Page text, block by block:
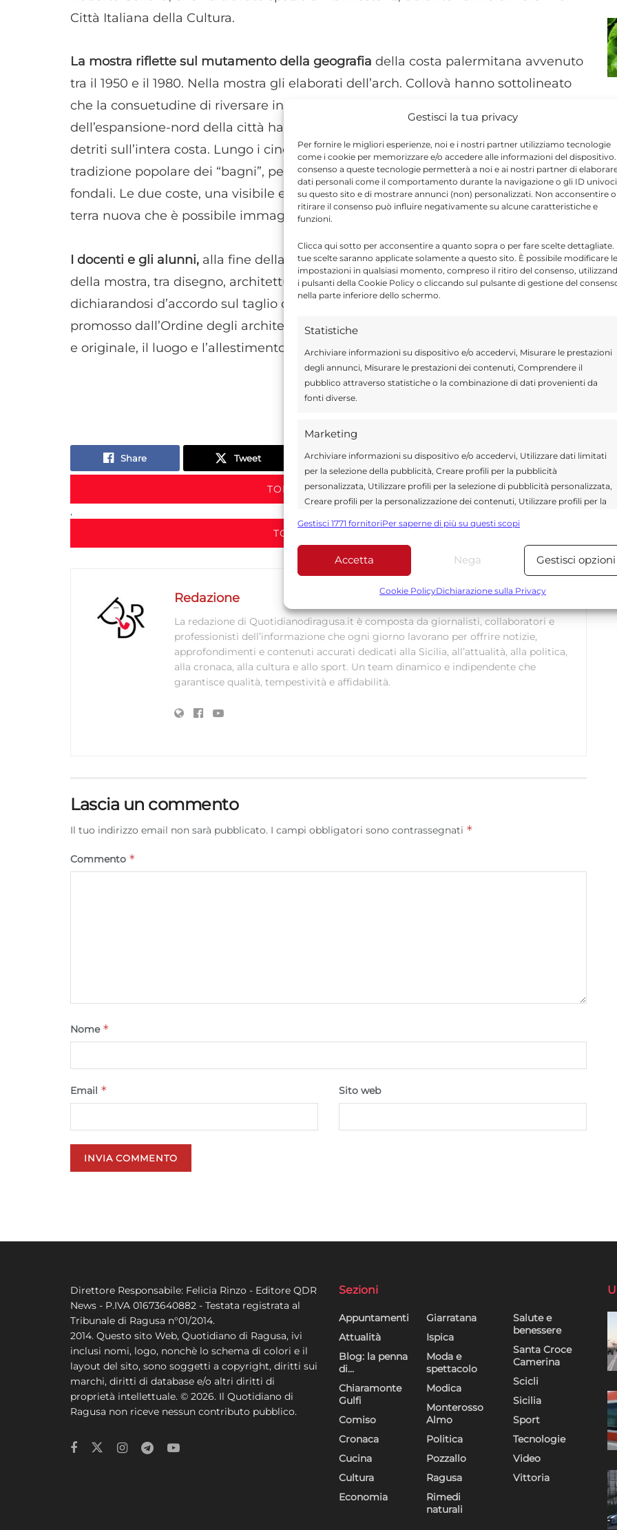
Gestisci la tua privacy
Per fornire le migliori esperienze, noi e i nostri partner utilizziamo tecnologie
come i cookie per memorizzare e/o accedere alle informazioni del
consenso a queste tecnologie permetterà a noi e ai nostri partner di
dati personali come il comportamento durante la navigazione o gli ID univoci
su questo sito e di mostrare annunci (non) personalizzati. Non acconsentire o
ritirare il consenso può influire negativamente su alcune caratteristiche e
funzioni.
Clicca qui sotto per acconsentire a quanto sopra o per fare scelte dettagliate.
tue scelte saranno applicate solamente a questo sito. È possibile modificare le
impostazioni in qualsiasi momento, compreso il ritiro del consenso,
i pulsanti della Cookie Policy o cliccando sul pulsante di gestione del
nella parte inferiore dello schermo.
Statistiche
Archiviare informazioni su dispositivo e/o accedervi, Misurare le prestazioni
degli annunci, Misurare le prestazioni dei contenuti, Comprendere il
pubblico attraverso statistiche o la combinazione di dati provenienti da
fonti diverse.
Marketing
Archiviare informazioni su dispositivo e/o accedervi, Utilizzare dati limitati
per la selezione della pubblicità, Creare profili per la pubblicità
personalizzata, Utilizzare profili per la selezione di pubblicità personalizzata,
Creare profili per la personalizzazione dei contenuti, Utilizzare profili per la
Utilizzare dati limitati per la selezione dei contenuti.
Funzionalità Sempre
Abbinare e combinare dati provenienti da altre fonti di dati,
alle informazioni trasmesse automaticamente.
Utilizzare dati di geolocalizzazione precisi, Riconoscere i
dispositivi in base a informazioni richieste attivamente.
Gestisci 1771 fornitoriPer saperne di più su questi scopi
Accetta Nega Gestisci opzioni
Cookie PolicyDichiarazione sulla Privacy
Città Italiana della Cultura.
La mostra riflette sul mutamento della geografia della costa palermitana avvenuto
tra il 1950 e il 1980. Nella mostra gli elaborati dell’arch. Collovà hanno sottolineato
che la consuetudine di riversare in mare i materiali di demolizione e di scavo
dell’espansione-nord della città ha creato promontori artificiali e larghe spiagge di
detriti sull’intera costa. Lungo i cinque km della costa sud, si interrompe la
tradizione popolare dei “bagni”, per la tossicità delle acque e la pericolosità dei
fondali. Le due coste, una visibile e l’altra sepolta, si fondono in un’unica striscia di
terra nuova che è possibile immaginare, in tutta la sua lunghezza, come un parco.
I docenti e gli alunni, alla fine della visita, riferiscono la meraviglia che il linguaggio
della mostra, tra disegno, architettura, fotografia e ambiente ha suscitato in loro
dichiarandosi d’accordo sul taglio culturale impresso dall’architetto Collovà e
promosso dall’Ordine degli architetti, apprezzando in particolare, come stimolante
e originale, il luogo e l’allestimento della mostra.
Share Tweet Send Share
TORNA IN ATTUALITÀ
,
TORNA IN MODICA
Redazione
La redazione di Quotidianodiragusa.it è composta da giornalisti, collaboratori e
professionisti dell’informazione che ogni giorno lavorano per offrire notizie,
approfondimenti e contenuti accurati dedicati alla Sicilia, all’attualità, alla politica,
alla cronaca, alla cultura e allo sport. Un team dinamico e indipendente che
garantisce qualità, tempestività e affidabilità.
Lascia un commento
Il tuo indirizzo email non sarà pubblicato. I campi obbligatori sono contrassegnati *
Commento *
Nome *
Email * Sito web
Direttore Responsabile: Felicia Rinzo - Editore QDR
News - P.IVA 01673640882 - Testata registrata al
Tribunale di Ragusa n°01/2014.
2014. Questo sito Web, Quotidiano di Ragusa, ivi
inclusi nomi, logo, nonchè lo schema di colori e il
layout del sito, sono soggetti a copyright, diritti sui
marchi, diritti di database e/o altri diritti di
proprietà intellettuale. © 2026. Il Quotidiano di
Ragusa non riceve nessun contributo pubblico.
Sezioni
Appuntamenti
Attualità
Blog: la penna
di…
Chiaramonte
Gulfi
Comiso
Cronaca
Cucina
Cultura
Economia
Giarratana
Ispica
Moda e
spettacolo
Modica
Monterosso
Almo
Politica
Pozzallo
Ragusa
Rimedi
naturali
Salute e
benessere
Santa Croce
Camerina
Scicli
Sicilia
Sport
Tecnologie
Video
Vittoria